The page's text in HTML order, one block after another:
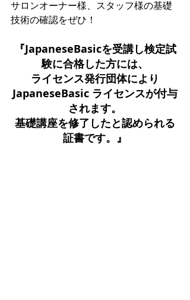
サロンオーナー様、スタッフ様の基礎
技術の確認をぜひ！
『JapaneseBasicを受講し検定試
験に合格した方には、
ライセンス発行団体により
JapaneseBasic ライセンスが付与
されます。
基礎講座を修了したと認められる
証書です。』